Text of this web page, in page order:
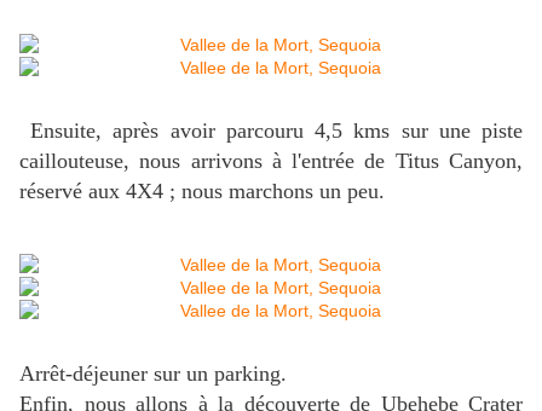
Ensuite, après avoir parcouru 4,5 kms sur une piste
caillouteuse, nous arrivons à l'entrée de Titus Canyon,
réservé aux 4X4 ; nous marchons un peu.
Arrêt-déjeuner sur un parking.
Enfin, nous allons à la découverte de Ubehebe Crater